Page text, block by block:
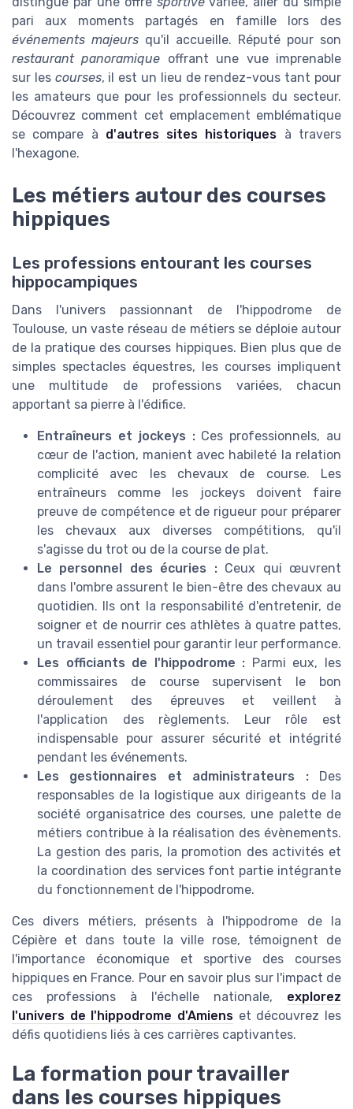
pari aux moments partagés en famille lors des
événements majeurs qu'il accueille. Réputé pour son
restaurant panoramique offrant une vue imprenable
sur les courses, il est un lieu de rendez-vous tant pour
les amateurs que pour les professionnels du secteur.
Découvrez comment cet emplacement emblématique
se compare à d'autres sites historiques à travers
l'hexagone.
Les métiers autour des courses
hippiques
Les professions entourant les courses
hippocampiques
Dans l'univers passionnant de l'hippodrome de
Toulouse, un vaste réseau de métiers se déploie autour
de la pratique des courses hippiques. Bien plus que de
simples spectacles équestres, les courses impliquent
une multitude de professions variées, chacun
apportant sa pierre à l'édifice.
Entraîneurs et jockeys :Ces professionnels, au
cœur de l'action, manient avec habileté la relation
complicité avec les chevaux de course. Les
entraîneurs comme les jockeys doivent faire
preuve de compétence et de rigueur pour préparer
les chevaux aux diverses compétitions, qu'il
s'agisse du trot ou de la course de plat.
Le personnel des écuries :Ceux qui œuvrent
dans l'ombre assurent le bien-être des chevaux au
quotidien. Ils ont la responsabilité d'entretenir, de
soigner et de nourrir ces athlètes à quatre pattes,
un travail essentiel pour garantir leur performance.
Les officiants de l'hippodrome : Parmi eux, les
commissaires de course supervisent le bon
déroulement des épreuves et veillent à
l'application des règlements. Leur rôle est
indispensable pour assurer sécurité et intégrité
pendant les événements.
Les gestionnaires et administrateurs :Des
responsables de la logistique aux dirigeants de la
société organisatrice des courses, une palette de
métiers contribue à la réalisation des évènements.
La gestion des paris, la promotion des activités et
la coordination des services font partie intégrante
du fonctionnement de l'hippodrome.
Ces divers métiers, présents à l'hippodrome de la
Cépière et dans toute la ville rose, témoignent de
l'importance économique et sportive des courses
hippiques en France. Pour en savoir plus sur l'impact de
ces professions à l'échelle nationale, explorez
l'univers de l'hippodrome d'Amiens et découvrez les
défis quotidiens liés à ces carrières captivantes.
La formation pour travailler
dans les courses hippiques